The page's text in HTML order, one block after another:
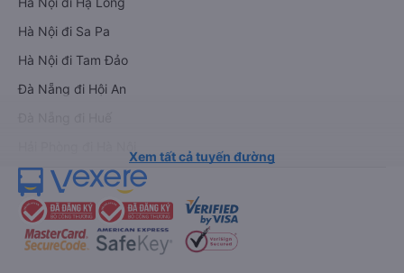
Hà Nội đi Sa Pa
Hà Nội đi Tam Đảo
Đà Nẵng đi Hội An
Xem tất cả tuyến đường